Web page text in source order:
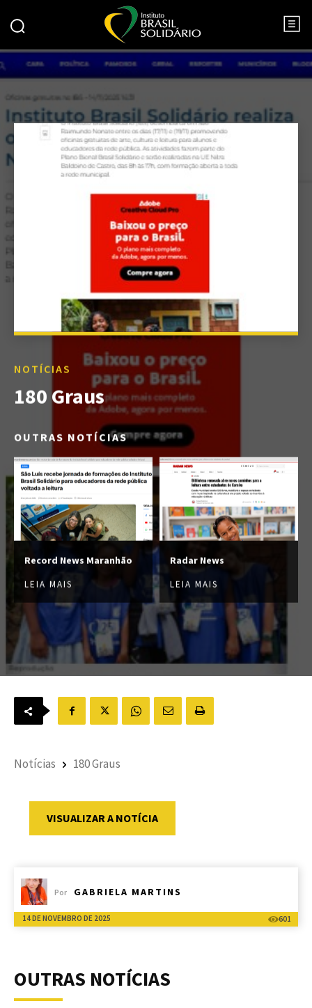
NOTÍCIAS
180 Graus
OUTRAS NOTÍCIAS
Record News Maranhão
LEIA MAIS
Radar News
LEIA MAIS
Notícias 180 Graus
VISUALIZAR A NOTÍCIA
Por GABRIELA MARTINS
14 DE NOVEMBRO DE 2025 601
OUTRAS NOTÍCIAS